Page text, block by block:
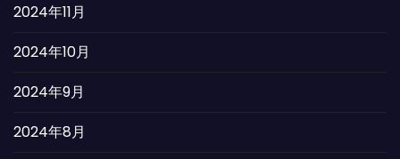
2024年11月
2024年10月
2024年9月
2024年8月